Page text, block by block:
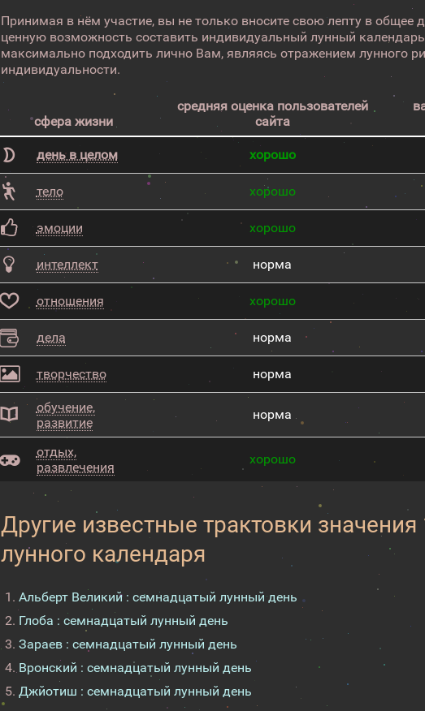
Принимая в нём участие, вы не только вносите свою лепту в общее
ценную возможность составить индивидуальный лунный
максимально подходить лично Вам, являясь отражением лунного
индивидуальности.
сфера жизни
средняя оценка пользователей
сайта
день в целом хорошо
тело хорошо
эмоции хорошо
интеллект норма
отношения хорошо
дела норма
творчество норма
обучение,
развитие
норма
отдых,
развлечения
хорошо
Другие известные трактовки значения
лунного календаря
Альберт Великий : семнадцатый лунный день
Глоба : семнадцатый лунный день
Зараев : семнадцатый лунный день
Вронский : семнадцатый лунный день
Джйотиш : семнадцатый лунный день